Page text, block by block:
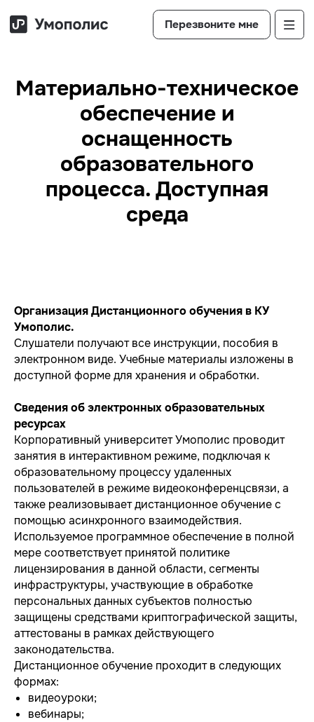
Перезвоните мне
Материально-техническое
обеспечение и
оснащенность
образовательного
процесса. Доступная
среда
Организация Дистанционного обучения в КУ
Умополис.
Слушатели получают все инструкции, пособия в
электронном виде. Учебные материалы изложены в
доступной форме для хранения и обработки.
Сведения об электронных образовательных
ресурсах
Корпоративный университет Умополис проводит
занятия в интерактивном режиме, подключая к
образовательному процессу удаленных
пользователей в режиме видеоконференцсвязи, а
также реализовывает дистанционное обучение с
помощью асинхронного взаимодействия.
Используемое программное обеспечение в полной
мере соответствует принятой политике
лицензирования в данной области, сегменты
инфраструктуры, участвующие в обработке
персональных данных субъектов полностью
защищены средствами криптографической защиты,
аттестованы в рамках действующего
законодательства.
Дистанционное обучение проходит в следующих
формах:
видеоуроки;
вебинары;